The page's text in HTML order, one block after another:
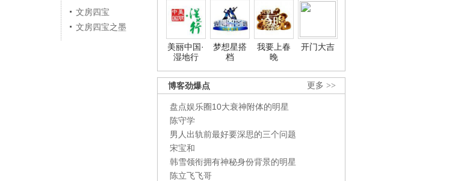
美丽中国·
湿地行
梦想星搭
档
我要上春
晚
开门大吉
更多 >>
博客劲爆点
盘点娱乐圈10大衰神附体的明星
陈守学
男人出轨前最好要深思的三个问题
宋宝和
韩雪领衔拥有神秘身份背景的明星
陈立飞飞哥
文房四宝
文房四宝之墨